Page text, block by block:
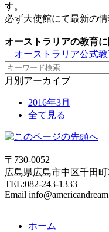
す。
必ず大使館にて最新の
オーストラリアの教育
オーストラリア公式
月別アーカイブ
2016年3月
全て見る
〒730-0052
広島県広島市中区千田町
TEL:082-243-1333
Email
ホーム